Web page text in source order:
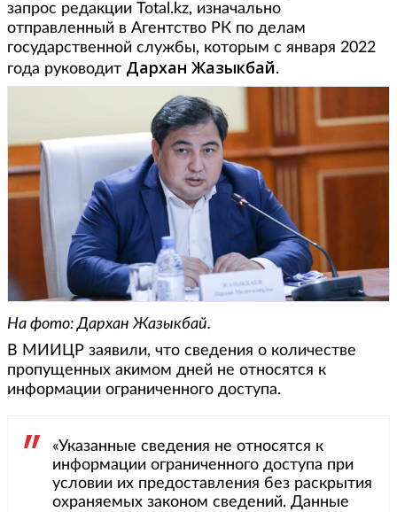
запрос редакции Total.kz, изначально
отправленный в Агентство РК по делам
государственной службы, которым с января 2022
года руководит Дархан Жазыкбай.
На фото: Дархан Жазыкбай.
В МИИЦР заявили, что сведения о количестве
пропущенных акимом дней не относятся к
информации ограниченного доступа.
«Указанные сведения не относятся к
информации ограниченного доступа при
условии их предоставления без раскрытия
охраняемых законом сведений. Данные